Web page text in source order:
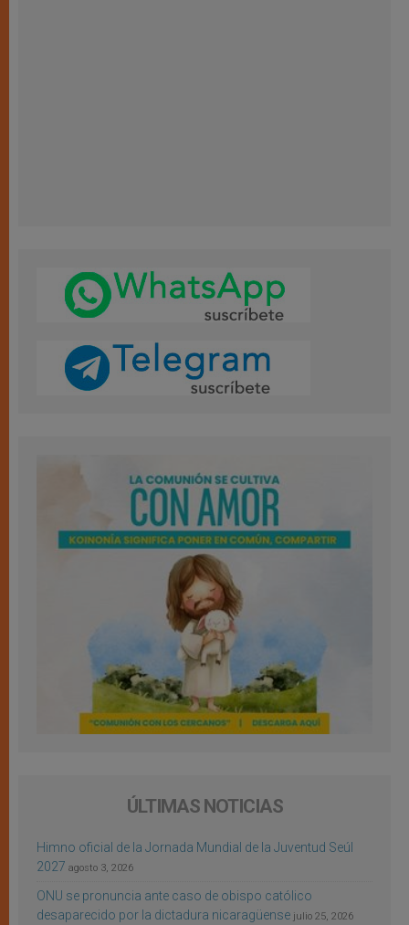
ÚLTIMAS NOTICIAS
Himno oficial de la Jornada Mundial de la Juventud Seúl
2027 agosto 3, 2026
ONU se pronuncia ante caso de obispo católico
desaparecido por la dictadura nicaragüense julio 25, 2026